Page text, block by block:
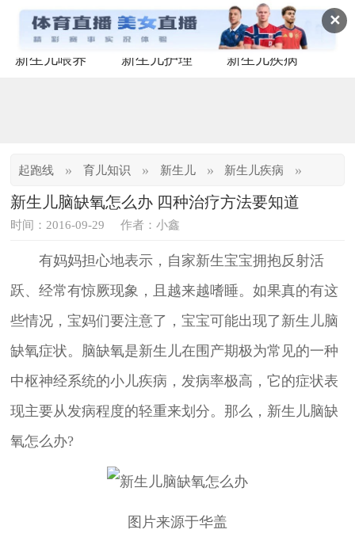
✕
新生儿喂养 新生儿护理 新生儿疾病
起跑线 » 育儿知识 » 新生儿 » 新生儿疾病 »
新生儿脑缺氧怎么办 四种治疗方法要知道
时间：2016-09-29 作者：小鑫
有妈妈担心地表示，自家新生宝宝拥抱反射活
跃、经常有惊厥现象，且越来越嗜睡。如果真的有这
些情况，宝妈们要注意了，宝宝可能出现了新生儿脑
缺氧症状。脑缺氧是新生儿在围产期极为常见的一种
中枢神经系统的小儿疾病，发病率极高，它的症状表
现主要从发病程度的轻重来划分。那么，新生儿脑缺
氧怎么办?
图片来源于华盖